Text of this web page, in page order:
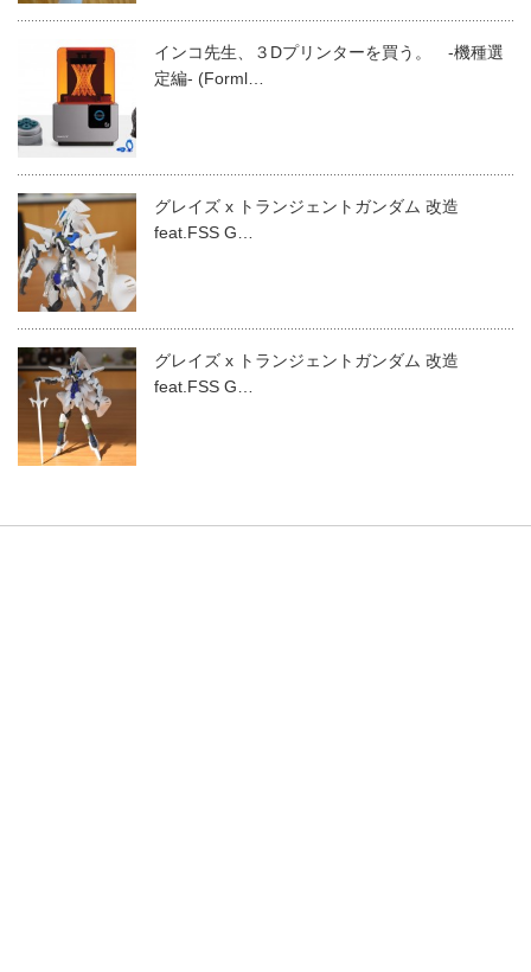
インコ先生、３Dプリンターを買う。 -機種選
定編- (Forml…
グレイズ x トランジェントガンダム 改造
feat.FSS G…
グレイズ x トランジェントガンダム 改造
feat.FSS G…